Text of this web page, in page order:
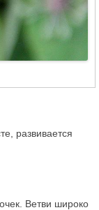
развивается
Ветви широко